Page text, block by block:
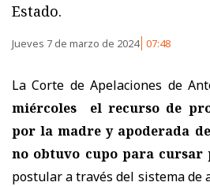
Estado.
Jueves 7 de marzo de 2024 07:48
La Corte de Apelaciones de
miércoles el recurso de
por la madre y apoderada
no obtuvo cupo para cursar
postular a través del sistema de